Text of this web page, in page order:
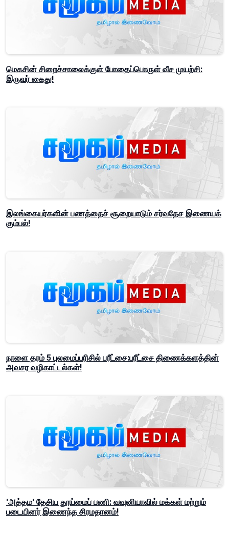
மெகசின் சிறைச்சாலைக்குள் போதைப்பொருள் வீச முயற்சி:
இருவர் கைது!
இலங்கையர்களின் பணத்தைச் சூறையாடும் சர்வதேச இணையக்
கும்பல்!
நாளை தரம் 5 புலமைப்பரிசில் பரீட்சை:பரீட்சை திணைக்களத்தின்
அவசர வழிகாட்டல்கள்!
'அத்தம' தேசிய தூய்மைப் பணி: வவுனியாவில் மக்கள் மற்றும்
படையினர் இணைந்த சிரமதானம்!